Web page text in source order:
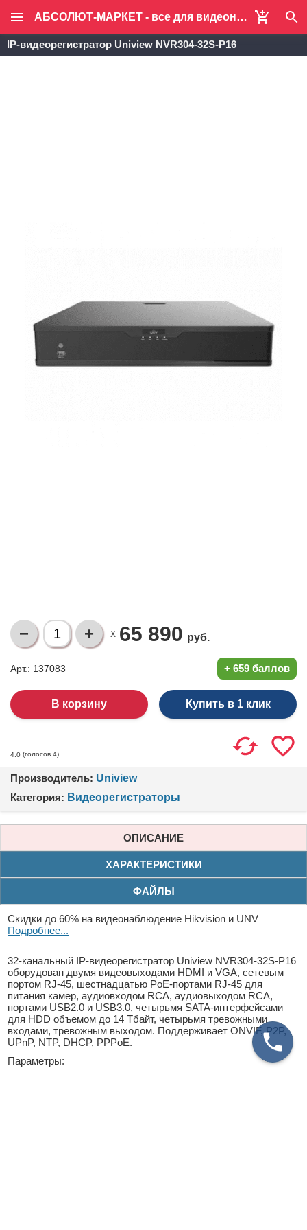
АБСОЛЮТ-МАРКЕТ - все для видеонаблюдения и систем безопасности
IP-видеорегистратор Uniview NVR304-32S-P16
X 65 890 руб.
Арт.: 137083 + 659 баллов
Купить в 1 клик
4.0 (голосов 4)
Производитель: Uniview
Категория: Видеорегистраторы
ОПИСАНИЕ
ХАРАКТЕРИСТИКИ
ФАЙЛЫ
Скидки до 60% на видеонаблюдение Hikvision и UNV
Подробнее...
32-канальный IP-видеорегистратор Uniview NVR304-32S-P16
оборудован двумя видеовыходами HDMI и VGA, сетевым
портом RJ-45, шестнадцатью PoE-портами RJ-45 для
питания камер, аудиовходом RCA, аудиовыходом RCA,
портами USB2.0 и USB3.0, четырьмя SATA-интерфейсами
для HDD объемом до 14 Тбайт, четырьмя тревожными
входами, тревожным выходом. Поддерживает ONVIF, P2P,
UPnP, NTP, DHCP, PPPoE.
Параметры: